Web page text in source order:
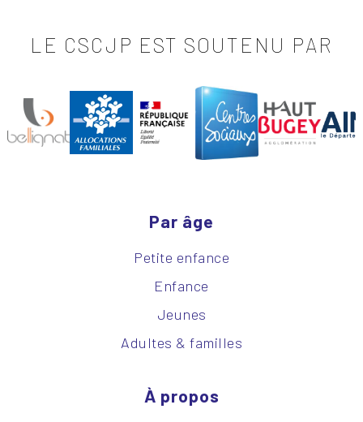
LE CSCJP EST SOUTENU PAR
Par âge
Petite enfance
Enfance
Jeunes
Adultes & familles
À propos